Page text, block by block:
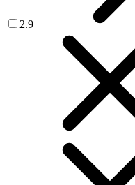
2.9